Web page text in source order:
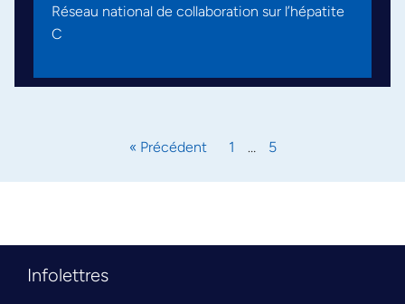
Réseau national de collaboration sur l’hépatite
C
« Précédent 1 … 5
Infolettres